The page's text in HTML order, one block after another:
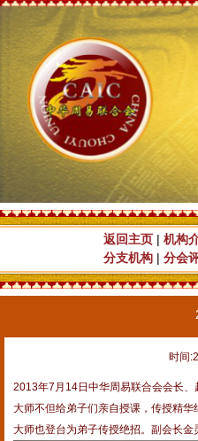
返回主页 | 机构
分支机构 | 分会
时间
2013年7月14日中华周易联合会会长
大师不但给弟子们亲自授课，传授精
大师也登台为弟子传授绝招。副会长金